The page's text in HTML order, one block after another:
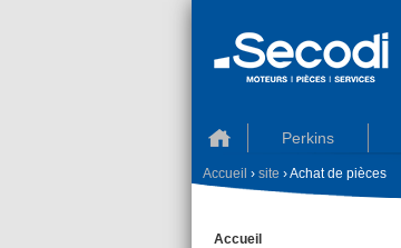
Perkins
Accueil › site › Achat de pièces
Accueil